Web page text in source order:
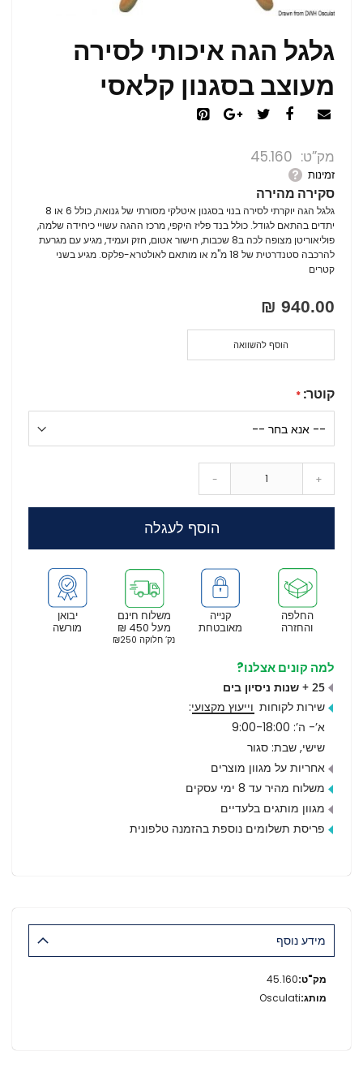
גלגל הגה איכותי לסירה
מעוצב בסגנון קלאסי
מק”ט 45.160
זמינות
סקירה מהירה
גלגל הגה יוקרתי לסירה בנוי בסגנון איטלקי מסורתי של גנואה, כולל 6 או 8
יתדים בהתאם לגודל. כולל בנד פליז היקפי, מרכז ההגה עשויי כיחידה שלמה,
פוליאוריטן מצופה לכה ב8 שכבות, חישור אטום, חזק ועמיד, מגיע עם מגרעת
להרכבה סטנדרטית של 18 מ"מ או מותאם לאולטרא-פלקס. מגיע בשני
קטרים
940.00 ₪
קוטר:
- +
הוסף לעגלה
הוסף להשוואה
יבואן
מורשה
משלוח חינם
מעל 450 ₪
נק’ חלוקה ₪250
קנייה
מאובטחת
החלפה
והחזרה
למה קונים אצלנו?
25 + שנות ניסיון בים
שירות לקוחות וייעוץ מקצועי:
א’- ה’: 9:00-18:00
שישי, שבת: סגור
אחריות על מגוון מוצרים
משלוח מהיר עד 8 ימי עסקים
מגוון מותגים בלעדיים
פריסת תשלומים נוספת בהזמנה טלפונית
מידע נוסף
מידע
נוסף
45.160
Osculati